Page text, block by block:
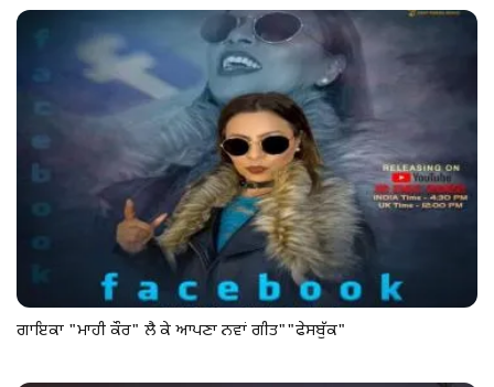
ਗਾਇਕਾ "ਮਾਹੀ ਕੌਰ" ਲੈ ਕੇ ਆਪਣਾ ਨਵਾਂ ਗੀਤ""ਫੇਸਬੁੱਕ"